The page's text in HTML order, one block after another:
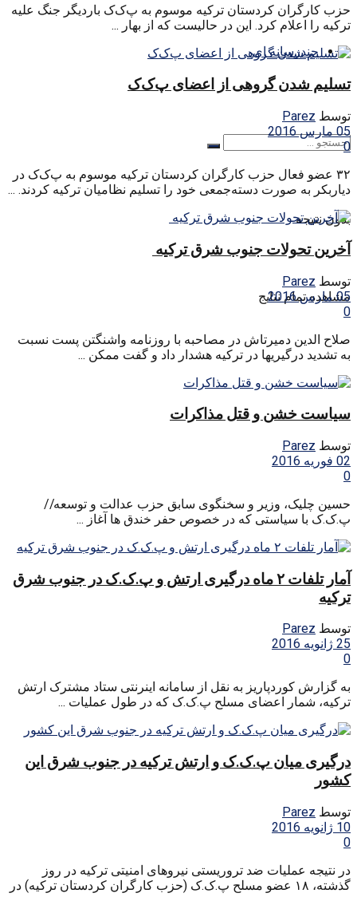
چندرسانه ای
بدون نتیجه
مشاهده تمام نتایج
حزب کارگران کردستان ترکیه موسوم به پ‌ک‌ک باردیگر جنگ علیه
ترکیه را اعلام کرد. این در حالیست که از بهار ...
تسلیم شدن گروهی از اعضای پ‌ک‌ک
توسط Parez
05 مارس 2016
0
۳۲ عضو فعال حزب کارگران کردستان ترکیه موسوم به پ‌ک‌ک در
دیاربکر به صورت دسته‌جمعی خود را تسلیم نظامیان ترکیه کردند. ...
آخرین تحولات جنوب شرق ترکیه
توسط Parez
05 مارس 2016
0
صلاح الدین دمیرتاش در مصاحبه با روزنامه واشنگتن پست نسبت
به تشدید درگیریها در ترکیه هشدار داد و گفت ممکن ...
سیاست خشن و قتل مذاکرات
توسط Parez
02 فوریه 2016
0
حسین چلیک، وزیر و سخنگوی سابق حزب عدالت و توسعه//
پ.ک.ک با سیاستی که در خصوص حفر خندق ها آغاز ...
آمار تلفات ۲ ماه درگیری ارتش و پ.ک.ک در جنوب شرق
ترکیه
توسط Parez
25 ژانویه 2016
0
به گزارش کوردپاریز به نقل از سامانه اینرنتی ستاد مشترک ارتش
ترکیه، شمار اعضای مسلح پ.ک.ک که در طول عملیات ...
درگیری میان پ.ک.ک و ارتش ترکیه در جنوب شرق این
کشور
توسط Parez
10 ژانویه 2016
0
در نتیجه عملیات ضد تروریستی نیروهای امنیتی ترکیه در روز
گذشته، ۱۸ عضو مسلح پ.ک.ک (حزب کارگران کردستان ترکیه) در